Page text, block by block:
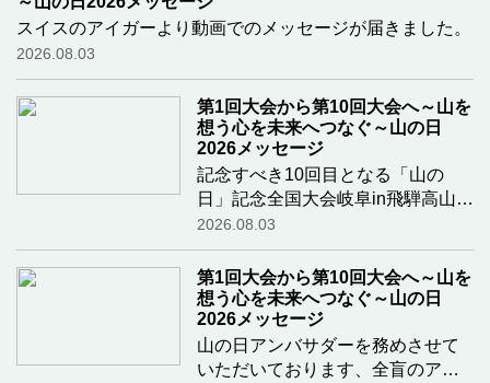
深い土地です。そ…続きを読む
スイスのアイガーより動画でのメッセージが届きました。
2026.08.03
第1回大会から第10回大会へ～山を
想う心を未来へつなぐ～山の日
2026メッセージ
記念すべき10回目となる「山の
日」記念全国大会岐阜in飛騨高山の
開催、誠におめでとうございま
す！岐阜県の山々には、学生時代
から大変お世話になっています。
特に30代の頃は一生懸命アルパイ
ンクライミングに取
む
2026.08.03
第1回大会から第10回大会へ～山を
想う心を未来へつなぐ～山の日
2026メッセージ
山の日アンバサダーを務めさせて
いただいております、全盲のアス